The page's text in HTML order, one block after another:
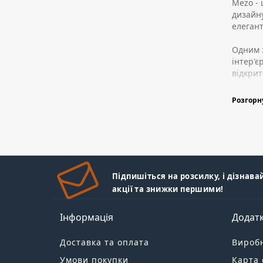
Mezo -
Одним
та
У
ламп
У
Підпишіться на розсилку, і
акції та знижки першими!
Інформація
Доставка та оплата
Умови покупки
Карта